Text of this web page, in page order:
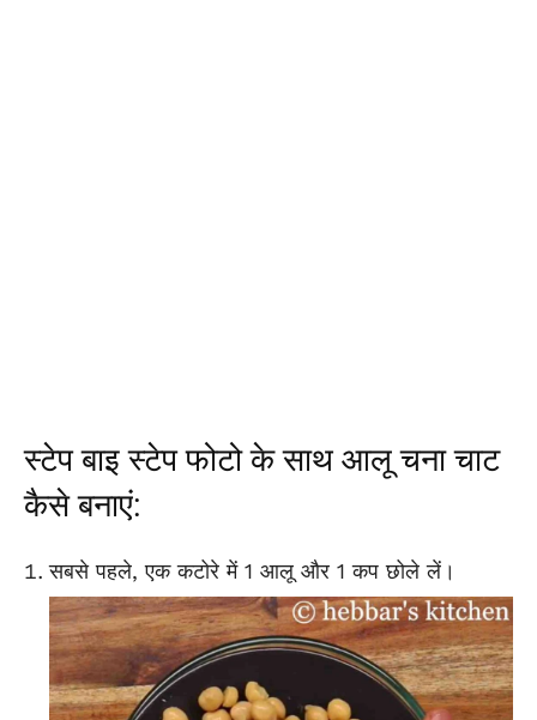
स्टेप बाइ स्टेप फोटो के साथ आलू चना चाट
कैसे बनाएं:
सबसे पहले, एक कटोरे में 1 आलू और 1 कप छोले लें।